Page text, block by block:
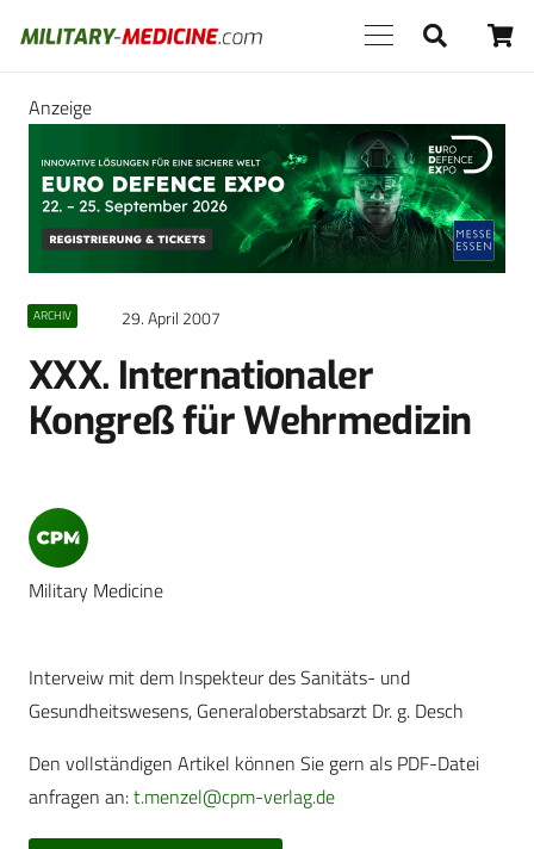
Anzeige
ARCHIV 29. April 2007
XXX. Internationaler
Kongreß für Wehrmedizin
Military Medicine
Interveiw mit dem Inspekteur des Sanitäts- und
Gesundheitswesens, Generaloberstabsarzt Dr. g. Desch
Den vollständigen Artikel können Sie gern als PDF-Datei
anfragen an:t.menzel@cpm-verlag.de